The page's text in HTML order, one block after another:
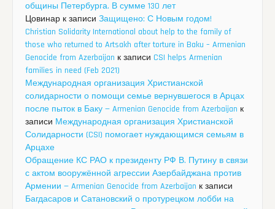
общины Петербурга. В сумме 130 лет
Цовинар к записи Защищено: С Новым годом!
Christian Solidarity International about help to the family of
those who returned to Artsakh after torture in Baku – Armenian
Genocide from Azerbaijan к записи CSI helps Armenian
families in need (Feb 2021)
Международная организация Христианской
солидарности о помощи семье вернувшегося в Арцах
после пыток в Баку — Armenian Genocide from Azerbaijan к
записи Международная организация Христианской
Солидарности (CSI) помогает нуждающимся семьям в
Арцахе
Обращение КС РАО к президенту РФ В. Путину в связи
с актом вооружённой агрессии Азербайджана против
Армении — Armenian Genocide from Azerbaijan к записи
Багдасаров и Сатановский о протурецком лобби на